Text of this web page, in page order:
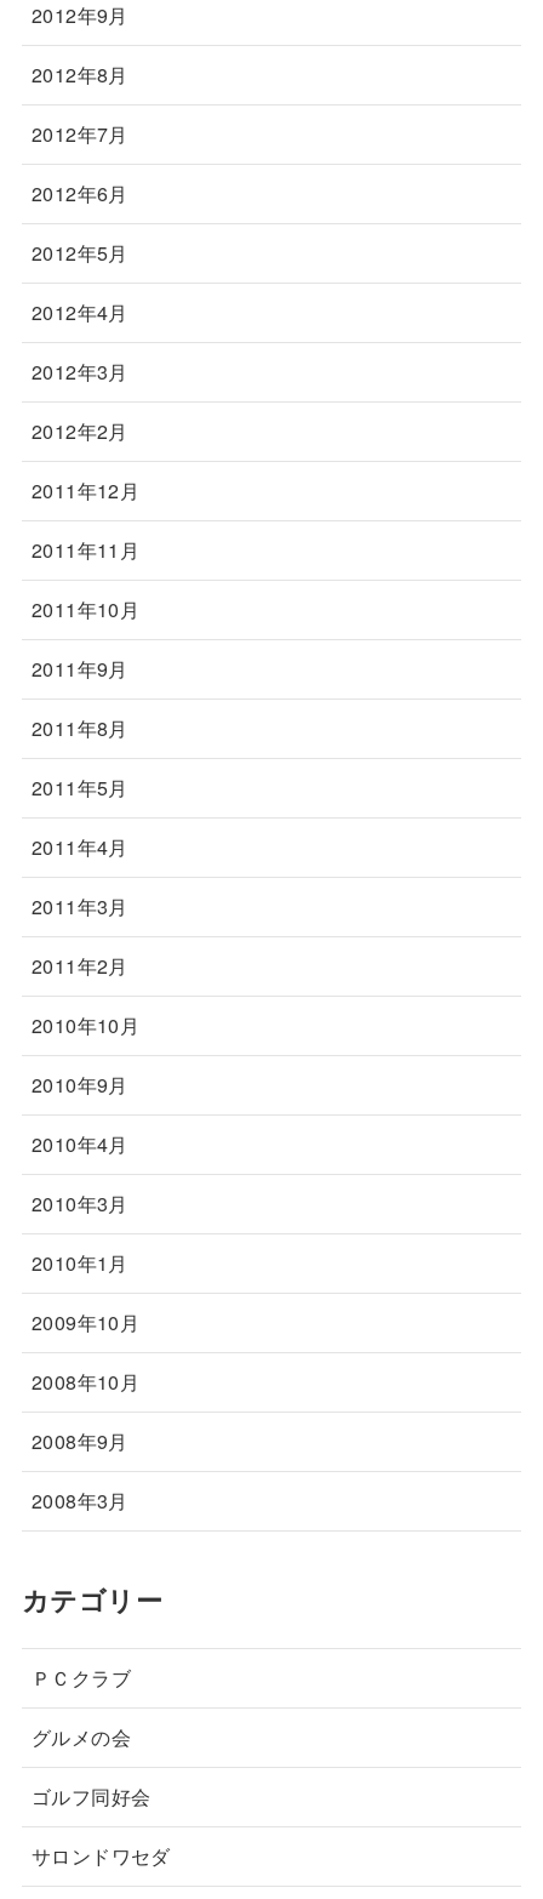
2012年9月
2012年8月
2012年7月
2012年6月
2012年5月
2012年4月
2012年3月
2012年2月
2011年12月
2011年11月
2011年10月
2011年9月
2011年8月
2011年5月
2011年4月
2011年3月
2011年2月
2010年10月
2010年9月
2010年4月
2010年3月
2010年1月
2009年10月
2008年10月
2008年9月
2008年3月
カテゴリー
ＰＣクラブ
グルメの会
ゴルフ同好会
サロンドワセダ